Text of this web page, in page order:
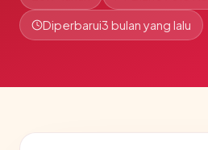
Diperbarui3 bulan yang lalu